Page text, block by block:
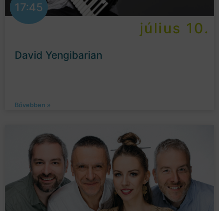
17:45
július 10.
David Yengibarian
Bővebben »